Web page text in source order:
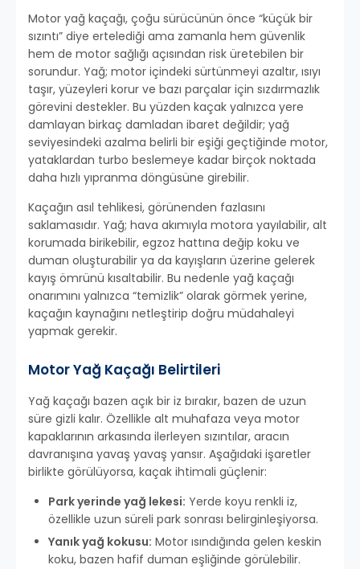
Motor yağ kaçağı, çoğu sürücünün önce “küçük bir
sızıntı” diye ertelediği ama zamanla hem güvenlik
hem de motor sağlığı açısından risk üretebilen bir
sorundur. Yağ; motor içindeki sürtünmeyi azaltır, ısıyı
taşır, yüzeyleri korur ve bazı parçalar için sızdırmazlık
görevini destekler. Bu yüzden kaçak yalnızca yere
damlayan birkaç damladan ibaret değildir; yağ
seviyesindeki azalma belirli bir eşiği geçtiğinde motor,
yataklardan turbo beslemeye kadar birçok noktada
daha hızlı yıpranma döngüsüne girebilir.
Kaçağın asıl tehlikesi, görünenden fazlasını
saklamasıdır. Yağ; hava akımıyla motora yayılabilir, alt
korumada birikebilir, egzoz hattına değip koku ve
duman oluşturabilir ya da kayışların üzerine gelerek
kayış ömrünü kısaltabilir. Bu nedenle yağ kaçağı
onarımını yalnızca “temizlik” olarak görmek yerine,
kaçağın kaynağını netleştirip doğru müdahaleyi
yapmak gerekir.
Motor Yağ Kaçağı Belirtileri
Yağ kaçağı bazen açık bir iz bırakır, bazen de uzun
süre gizli kalır. Özellikle alt muhafaza veya motor
kapaklarının arkasında ilerleyen sızıntılar, aracın
davranışına yavaş yavaş yansır. Aşağıdaki işaretler
birlikte görülüyorsa, kaçak ihtimali güçlenir:
Park yerinde yağ lekesi: Yerde koyu renkli iz,
özellikle uzun süreli park sonrası belirginleşiyorsa.
Yanık yağ kokusu: Motor ısındığında gelen keskin
koku, bazen hafif duman eşliğinde görülebilir.